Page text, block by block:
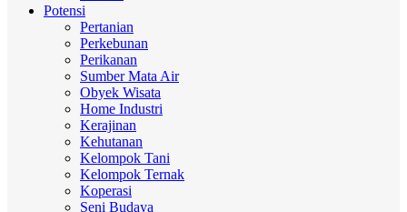
Potensi
Pertanian
Perkebunan
Perikanan
Sumber Mata Air
Obyek Wisata
Home Industri
Kerajinan
Kehutanan
Kelompok Tani
Kelompok Ternak
Koperasi
Seni Budaya